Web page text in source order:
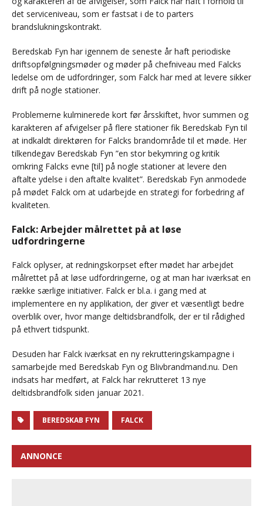
det serviceniveau, som er fastsat i de to parters
brandslukningskontrakt.
Beredskab Fyn har igennem de seneste år haft periodiske
driftsopfølgningsmøder og møder på chefniveau med Falcks
ledelse om de udfordringer, som Falck har med at levere sikker
drift på nogle stationer.
Problemerne kulminerede kort før årsskiftet, hvor summen og
karakteren af afvigelser på flere stationer fik Beredskab Fyn til
at indkaldt direktøren for Falcks brandområde til et møde. Her
tilkendegav Beredskab Fyn ”en stor bekymring og kritik
omkring Falcks evne [til] på nogle stationer at levere den
aftalte ydelse i den aftalte kvalitet”. Beredskab Fyn anmodede
på mødet Falck om at udarbejde en strategi for forbedring af
kvaliteten.
Falck: Arbejder målrettet på at løse
udfordringerne
Falck oplyser, at redningskorpset efter mødet har arbejdet
målrettet på at løse udfordringerne, og at man har iværksat en
række særlige initiativer. Falck er bl.a. i gang med at
implementere en ny applikation, der giver et væsentligt bedre
overblik over, hvor mange deltidsbrandfolk, der er til rådighed
på ethvert tidspunkt.
Desuden har Falck iværksat en ny rekrutteringskampagne i
samarbejde med Beredskab Fyn og Blivbrandmand.nu. Den
indsats har medført, at Falck har rekrutteret 13 nye
deltidsbrandfolk siden januar 2021.
BEREDSKAB FYN FALCK
ANNONCE